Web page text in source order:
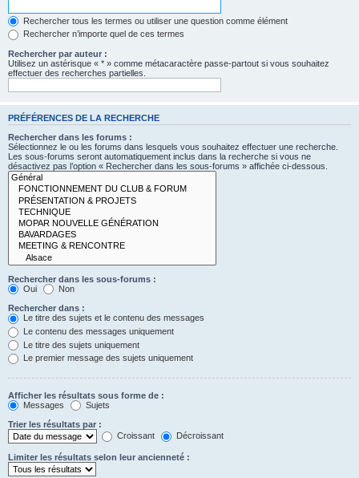
Rechercher tous les termes ou utiliser une question comme élément
Rechercher n’importe quel de ces termes
Rechercher par auteur :
Utilisez un astérisque « * » comme métacaractère passe-partout si vous souhaitez
effectuer des recherches partielles.
PRÉFÉRENCES DE LA RECHERCHE
Rechercher dans les forums :
Sélectionnez le ou les forums dans lesquels vous souhaitez effectuer une recherche.
Les sous-forums seront automatiquement inclus dans la recherche si vous ne
désactivez pas l’option « Rechercher dans les sous-forums » affichée ci-dessous.
Rechercher dans les sous-forums :
Oui
Non
Rechercher dans :
Le titre des sujets et le contenu des messages
Le contenu des messages uniquement
Le titre des sujets uniquement
Le premier message des sujets uniquement
Afficher les résultats sous forme de :
Messages
Sujets
Trier les résultats par :
Croissant
Décroissant
Limiter les résultats selon leur ancienneté :